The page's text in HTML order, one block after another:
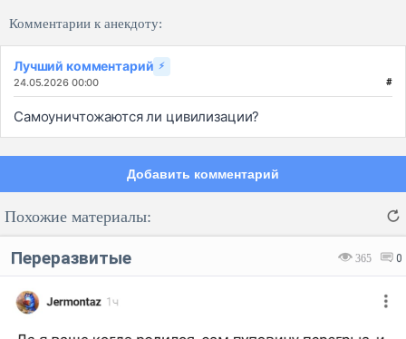
Комментарии к анекдоту:
Лучший комментарий ⚡
24.05.2026 00:00 #
Самоуничтожаются ли цивилизации?
Добавить комментарий
Похожие материалы:
365 0
Переразвитые